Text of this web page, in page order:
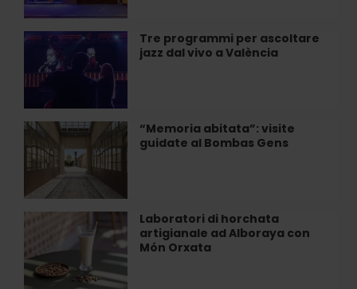
Sundaze
Jam"
Valencia
Tre programmi per ascoltare
jazz dal vivo a València
Tre
programmi
per
ascoltare
jazz
dal
València
“Memoria abitata”: visite
guidate al Bombas Gens
“Memoria
abitata”:
visite
guidate
al
Bombas
Laboratori di horchata
artigianale ad Alboraya con
Món Orxata
Laboratori
horchata
artigianale